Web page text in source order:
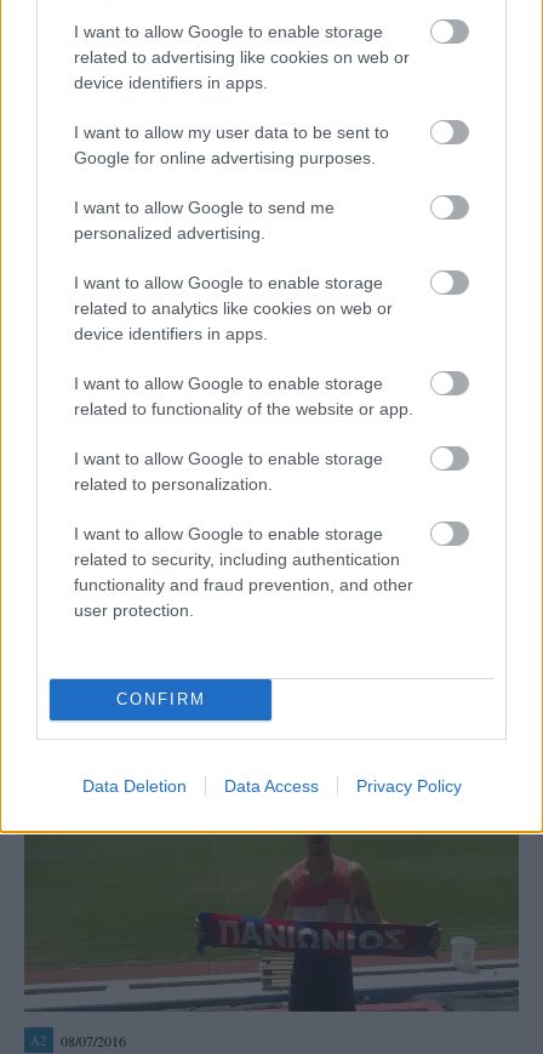
I want to allow Google to enable storage
related to advertising like cookies on web or
device identifiers in apps.
I want to allow my user data to be sent to
Google for online advertising purposes.
I want to allow Google to send me
personalized advertising.
I want to allow Google to enable storage
related to analytics like cookies on web or
device identifiers in apps.
I want to allow Google to enable storage
related to functionality of the website or app.
I want to allow Google to enable storage
related to personalization.
I want to allow Google to enable storage
related to security, including authentication
functionality and fraud prevention, and other
user protection.
CONFIRM
Data Deletion Data Access Privacy Policy
αδελφό του Σάκη Ψάρρα στον 2ουποόμιλο της Α2 με την
ομάδα του Εθνικού Πειραιά.
18/07/2016
Συνεχίζει τη στελέχωση του ρόστερ η ανδρική ομάδα του
Πανιωνίου, με την απόκτηση του ακραίου Γιώργου Φύτρου
και του διαγωνίου, Γιάννη Ανέστη. Αναλυτικά η
ανακοίνωση:
A2 08/07/2016